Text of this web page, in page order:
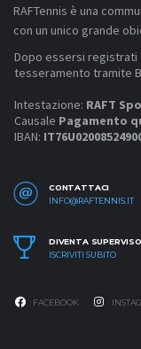
RAFTennis è una
con un unico grande
Dopo essersi
tesseramento tramite
Intestazione: RAFT
Causale Pagamento
IBAN:
CONTATTACI
INFO@RAFTENNIS.IT
DIVENTA
ISCRIVITI SUBITO
FACEBOOK